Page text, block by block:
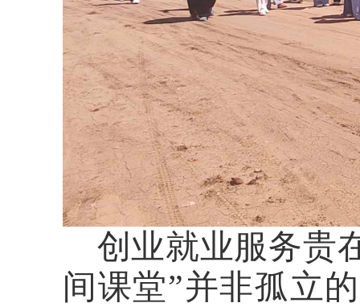
创业就业服务贵
间课堂”并非孤立